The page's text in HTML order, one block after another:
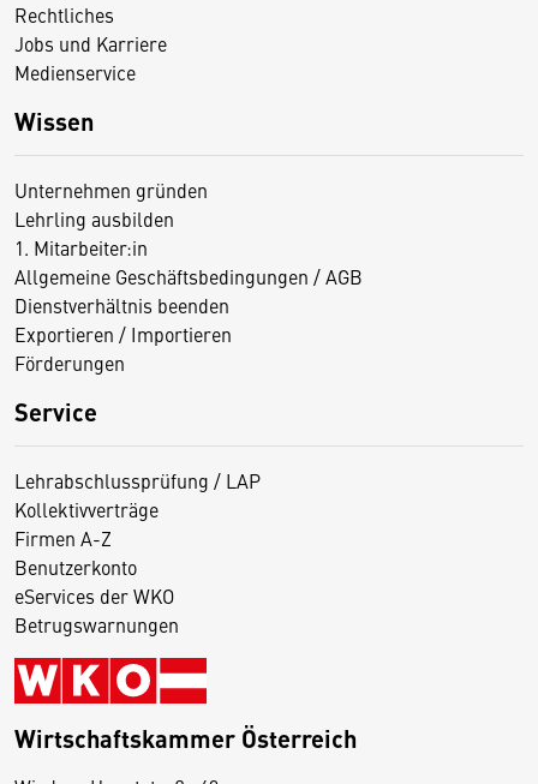
Rechtliches
Jobs und Karriere
Medienservice
Wissen
Unternehmen gründen
Lehrling ausbilden
1. Mitarbeiter:in
Allgemeine Geschäftsbedingungen / AGB
Dienstverhältnis beenden
Exportieren / Importieren
Förderungen
Service
Lehrabschlussprüfung / LAP
Kollektivverträge
Firmen A-Z
Benutzerkonto
eServices der WKO
Betrugswarnungen
Wirtschaftskammer Österreich